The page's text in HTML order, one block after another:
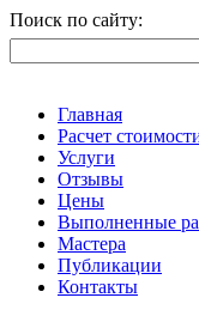
Поиск по сайту:
Главная
Расчет
Услуги
Отзывы
Цены
Выполненные
Мастера
Публикации
Контакты